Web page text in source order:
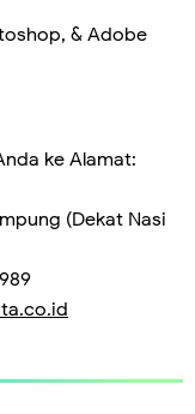
& Adobe
ke Alamat:
(Dekat Nasi